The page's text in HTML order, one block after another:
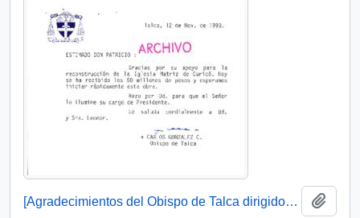
[Agradecimientos del Obispo de Talca dirigidos al Presidente Patricio Aylwin por el apoyo en la reconstrucción de la Iglesia Matriz de Curicó]